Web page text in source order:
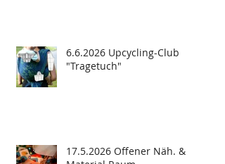
6.6.2026 Upcycling-Club
"Tragetuch"
17.5.2026 Offener Näh. &